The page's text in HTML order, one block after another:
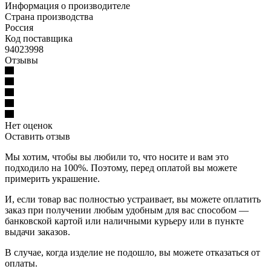
Информация о производителе
Страна производства
Россия
Код поставщика
94023998
Отзывы
Нет оценок
Оставить отзыв
Мы хотим, чтобы вы любили то, что носите и вам это
подходило на 100%. Поэтому, перед оплатой вы можете
примерить украшение.
И, если товар вас полностью устраивает, вы можете оплатить
заказ при получении любым удобным для вас способом —
банковской картой или наличными курьеру или в пункте
выдачи заказов.
В случае, когда изделие не подошло, вы можете отказаться от
оплаты.